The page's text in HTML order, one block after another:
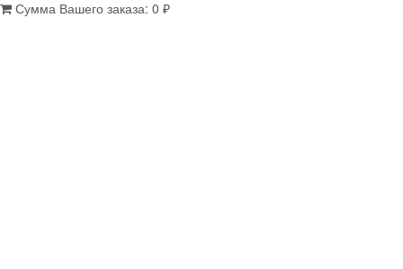
Сумма Вашего заказа: 0 ₽